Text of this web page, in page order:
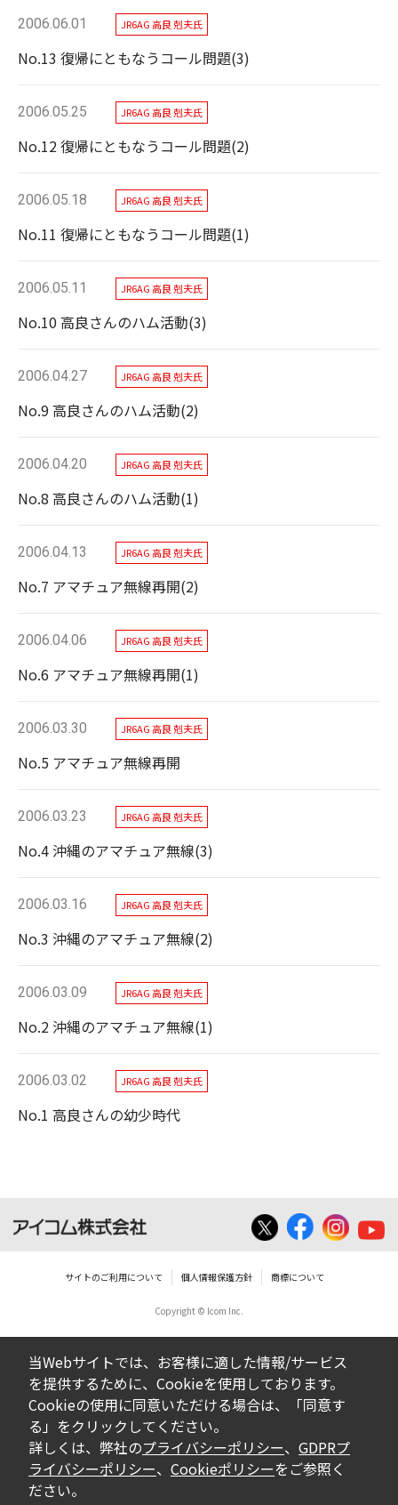
2006.06.01 JR6AG 高良 剋夫氏
No.13 復帰にともなうコール問題(3)
2006.05.25 JR6AG 高良 剋夫氏
No.12 復帰にともなうコール問題(2)
2006.05.18 JR6AG 高良 剋夫氏
No.11 復帰にともなうコール問題(1)
2006.05.11 JR6AG 高良 剋夫氏
No.10 高良さんのハム活動(3)
2006.04.27 JR6AG 高良 剋夫氏
No.9 高良さんのハム活動(2)
2006.04.20 JR6AG 高良 剋夫氏
No.8 高良さんのハム活動(1)
2006.04.13 JR6AG 高良 剋夫氏
No.7 アマチュア無線再開(2)
2006.04.06 JR6AG 高良 剋夫氏
No.6 アマチュア無線再開(1)
2006.03.30 JR6AG 高良 剋夫氏
No.5 アマチュア無線再開
2006.03.23 JR6AG 高良 剋夫氏
No.4 沖縄のアマチュア無線(3)
2006.03.16 JR6AG 高良 剋夫氏
No.3 沖縄のアマチュア無線(2)
2006.03.09 JR6AG 高良 剋夫氏
No.2 沖縄のアマチュア無線(1)
2006.03.02 JR6AG 高良 剋夫氏
No.1 高良さんの幼少時代
サイトのご利用について 個人情報保護方針 商標について
Copyright © Icom Inc.
当Webサイトでは、お客様に適した情報/サービス
を提供するために、Cookieを使用しております。
Cookieの使用に同意いただける場合は、「同意す
る」をクリックしてください。
詳しくは、弊社のプライバシーポリシー、 GDPRプ
ライバシーポリシー、 Cookieポリシーをご参照く
ださい。